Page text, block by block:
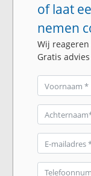
of laat
nemen
Wij
Gratis